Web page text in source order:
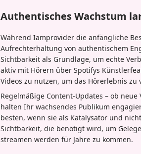
Authentisches Wachstum
Während Iamprovider die anfängliche
Aufrechterhaltung von authentischem
Sichtbarkeit als Grundlage, um echte
aktiv mit Hörern über Spotifys
Videos zu nutzen, um das Hörerlebnis zu
Regelmäßige Content-Updates – ob
halten Ihr wachsendes Publikum
besten, wenn sie als Katalysator und
Sichtbarkeit, die benötigt wird, um
streamen werden für Jahre zu kommen.